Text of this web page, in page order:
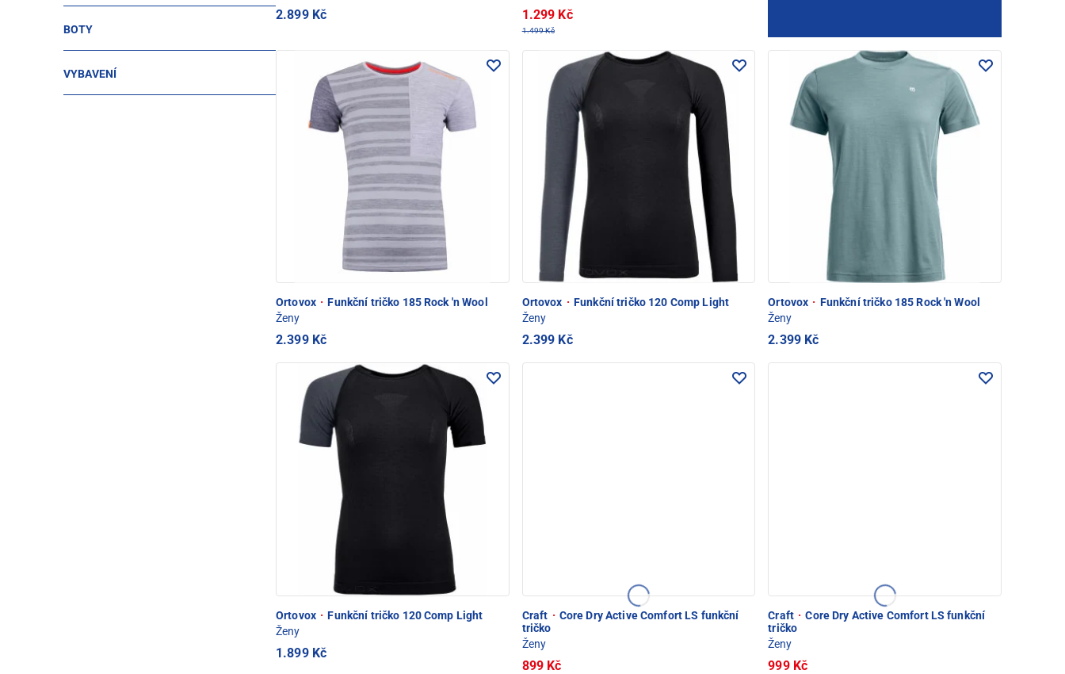
BOTY
VYBAVENÍ
2.899 Kč 1.299 Kč
1.499 Kč
Ortovox · Funkční tričko 185 Rock 'n Wool
Ženy
2.399 Kč
Ortovox · Funkční tričko 120 Comp Light
Ženy
2.399 Kč
Ortovox · Funkční tričko 185 Rock 'n Wool
Ženy
2.399 Kč
Ortovox · Funkční tričko 120 Comp Light
Ženy
1.899 Kč
Craft · Core Dry Active Comfort LS funkční
tričko
Ženy
899 Kč
Craft · Core Dry Active Comfort LS funkční
tričko
Ženy
999 Kč